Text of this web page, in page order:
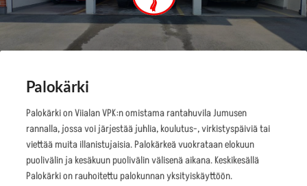
Palokärki
Palokärki on Viialan VPK:n omistama rantahuvila Jumusen
rannalla, jossa voi järjestää juhlia, koulutus-, virkistyspäiviä tai
viettää muita illanistujaisia. Palokärkeä vuokrataan elokuun
puolivälin ja kesäkuun puolivälin välisenä aikana. Keskikesällä
Palokärki on rauhoitettu palokunnan yksityiskäyttöön.